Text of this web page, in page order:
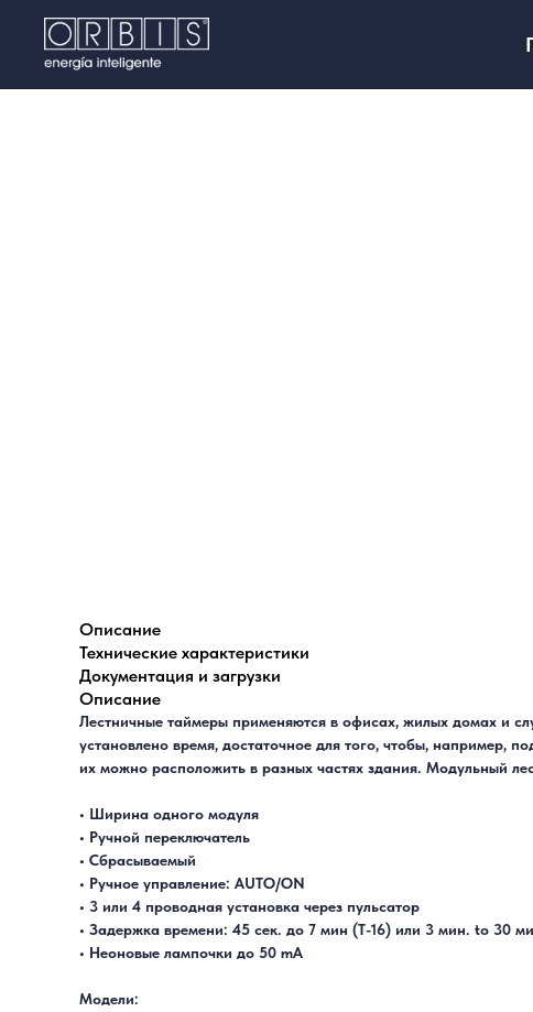
Описание
Технические характеристики
Документация и загрузки
Описание
Лестничные таймеры применяются в офисах, жилых домах и
установлено время, достаточное для того, чтобы, например,
их можно расположить в разных частях здания. Модульный
• Ширина одного модуля
• Ручной переключатель
• Сбрасываемый
• Ручное управление: AUTO/ON
• 3 или 4 проводная установка через пульсатор
• Задержка времени: 45 сек. до 7 мин (T-16) или 3 мин. to 30
• Неоновые лампочки до 50 mA
Модели: